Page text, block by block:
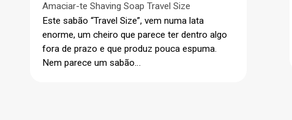
Amaciar-te Shaving Soap Travel Size
Este sabão “Travel Size”, vem numa lata
enorme, um cheiro que parece ter dentro algo
fora de prazo e que produz pouca espuma.
Nem parece um sabão…